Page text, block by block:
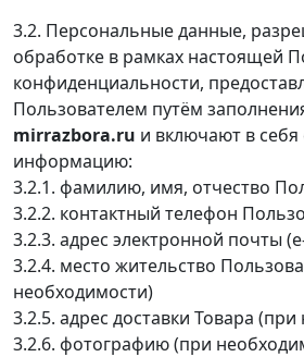
3.2. Персональные данные,
обработке в рамках настоящей
конфиденциальности,
Пользователем путём
mirrazbora.ru и включают в
информацию:
3.2.1. фамилию, имя, отчество
3.2.2. контактный телефон
3.2.3. адрес электронной почты
3.2.4. место жительство
необходимости)
3.2.5. адрес доставки Товара
3.2.6. фотографию (при